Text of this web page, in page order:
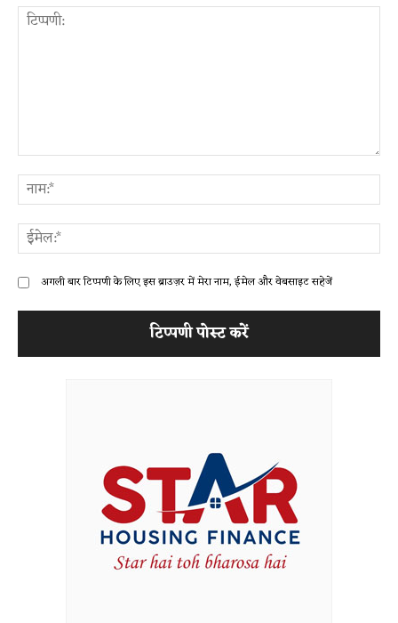
अगली बार टिप्पणी के लिए इस ब्राउज़र में मेरा नाम, ईमेल और वेबसाइट सहेजें